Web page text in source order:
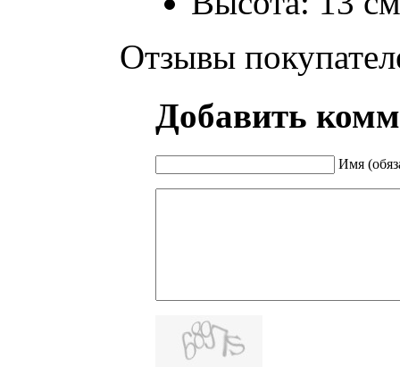
Отзывы
Добавить
Имя